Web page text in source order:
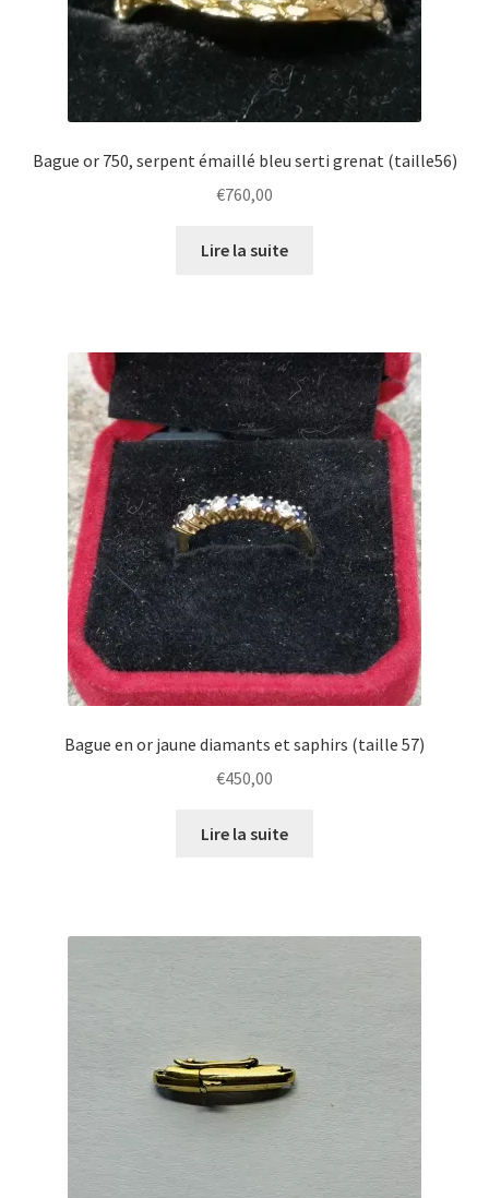
Bague or 750, serpent émaillé bleu serti grenat (taille56)
€760,00
Lire la suite
Bague en or jaune diamants et saphirs (taille 57)
€450,00
Lire la suite